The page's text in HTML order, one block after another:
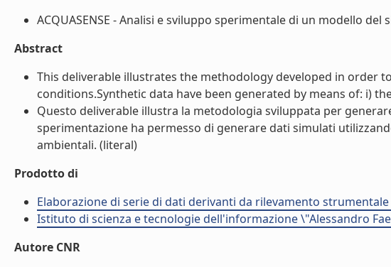
ACQUASENSE - Analisi e sviluppo sperimentale di un modello
Abstract
This deliverable illustrates the methodology developed in order
conditions.Synthetic data have been generated by means of: i)
Questo deliverable illustra la metodologia sviluppata per
sperimentazione ha permesso di generare dati simulati
ambientali. (literal)
Prodotto di
Elaborazione di serie di dati derivanti da rilevamento strumentale
Istituto di scienza e tecnologie dell'informazione \"Alessandro
Autore CNR